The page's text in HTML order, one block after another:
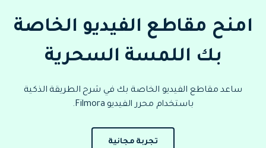
امنح مقاطع الفيديو الخاصة
بك اللمسة السحرية
ساعد مقاطع الفيديو الخاصة بك في شرح الطريقة الذكية
باستخدام محرر الفيديو Filmora.
تجربة مجانية